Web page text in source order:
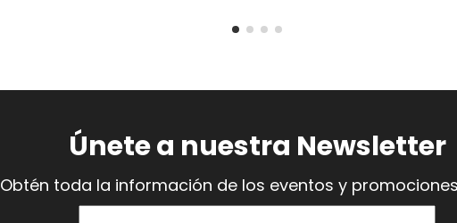
Únete a nuestra Newsletter
Obtén toda la información de los eventos y